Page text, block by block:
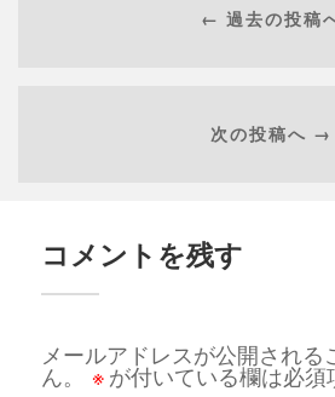
← 過去の投稿
次の投稿へ →
コメントを残す
メールアドレスが公開される
ん。
※ が付いている欄は必須